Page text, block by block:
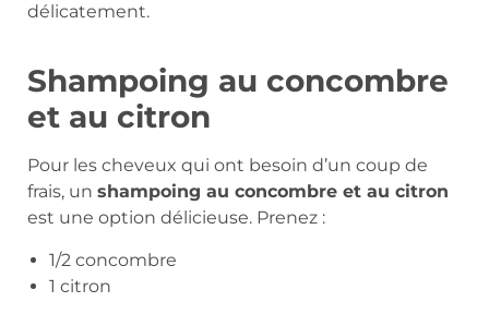
délicatement.
Shampoing au concombre
et au citron
Pour les cheveux qui ont besoin d’un coup de
frais, un shampoing au concombre et au citron
est une option délicieuse. Prenez :
1/2 concombre
1 citron